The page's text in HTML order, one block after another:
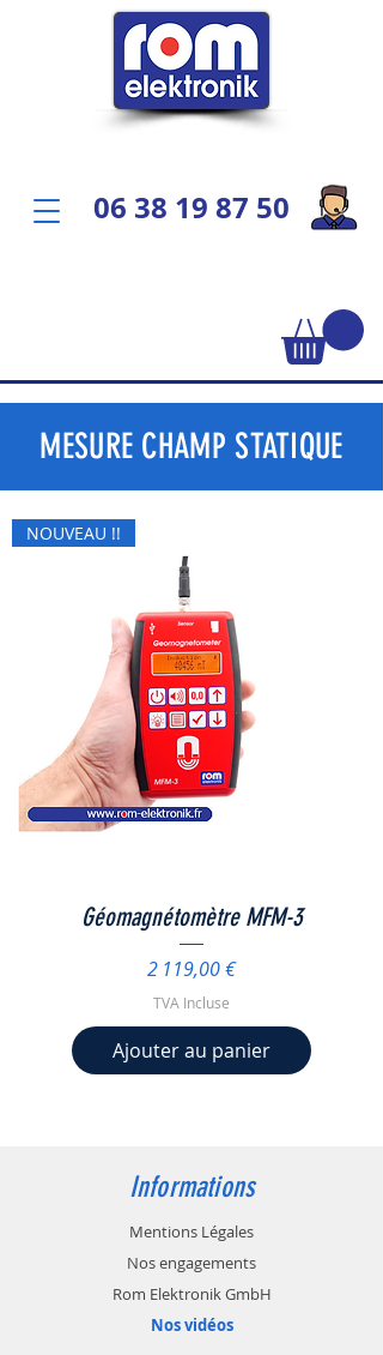
06 38 19 87 50
MESURE CHAMP STATIQUE
NOUVEAU !!
Géomagnétomètre MFM-3
Prix
2 119,00 €
TVA Incluse
Ajouter au panier
Informations
Mentions Légales
Nos engagements
Rom Elektronik GmbH
Nos vidéos